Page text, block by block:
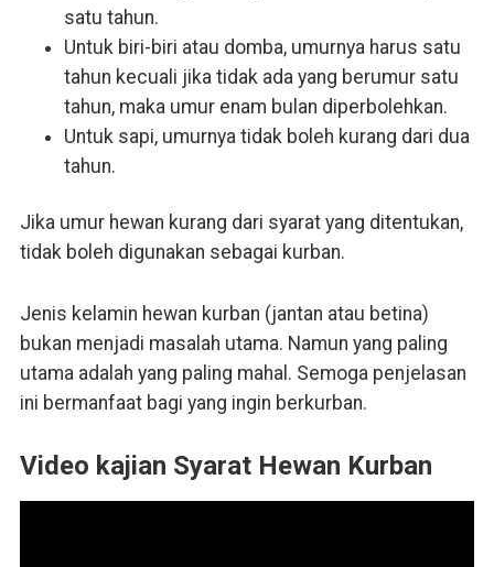
satu tahun.
Untuk biri-biri atau domba, umurnya harus satu
tahun kecuali jika tidak ada yang berumur satu
tahun, maka umur enam bulan diperbolehkan.
Untuk sapi, umurnya tidak boleh kurang dari dua
tahun.
Jika umur hewan kurang dari syarat yang ditentukan,
tidak boleh digunakan sebagai kurban.
Jenis kelamin hewan kurban (jantan atau betina)
bukan menjadi masalah utama. Namun yang paling
utama adalah yang paling mahal. Semoga penjelasan
ini bermanfaat bagi yang ingin berkurban.
Video kajian Syarat Hewan Kurban